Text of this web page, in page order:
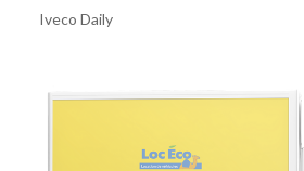
Iveco Daily